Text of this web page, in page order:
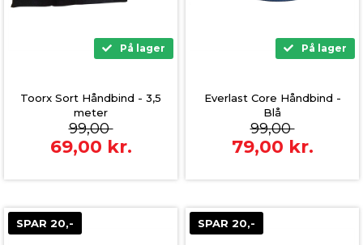
På lager
Toorx Sort Håndbind - 3,5
meter
99,00
69,00 kr.
På lager
Everlast Core Håndbind -
Blå
99,00
79,00 kr.
SPAR 20,- SPAR 20,-